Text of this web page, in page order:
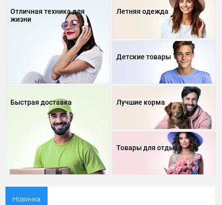
Отличная техника для
жизни
Летняя одежда
Детские товары
Быстрая доставка Лучшие корма
Товары для отдыха
Новинка